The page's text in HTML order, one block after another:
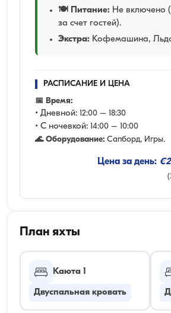
🍽️ Питание: Не включено
за счет гостей).
Экстра: Кофемашина,
РАСПИСАНИЕ И ЦЕНА
📅 Время:
• Дневной: 12:00 – 18:30
• С ночевкой: 14:00 – 10:00
🌊 Оборудование: Сапборд, Игры.
Цена за день:
План яхты
Каюта 1
Двуспальная кровать